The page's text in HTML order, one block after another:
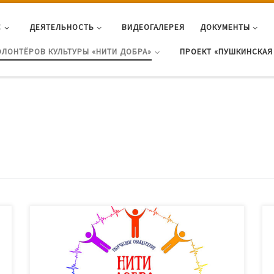
ДЕЯТЕЛЬНОСТЬ ВИДЕОГАЛЕРЕЯ ДОКУМЕНТЫ
КУЛЬТУРЫ «НИТИ ДОБРА» ПРОЕКТ «ПУШКИНСКАЯ
Веселая, яркая и задорная акция «Здравствуй
школа» состоялась на площади АУК «ДК»Нефтяник» 3
сентября 2021 года. Волонтеры культуры «Нити
добра» совместно с волонтерами «серебряного»